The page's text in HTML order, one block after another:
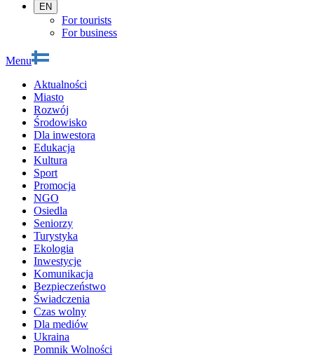
EN
For tourists
For business
Menu
Aktualności
Miasto
Rozwój
Środowisko
Dla inwestora
Edukacja
Kultura
Sport
Promocja
NGO
Osiedla
Seniorzy
Turystyka
Ekologia
Inwestycje
Komunikacja
Bezpieczeństwo
Świadczenia
Czas wolny
Dla mediów
Ukraina
Pomnik Wolności